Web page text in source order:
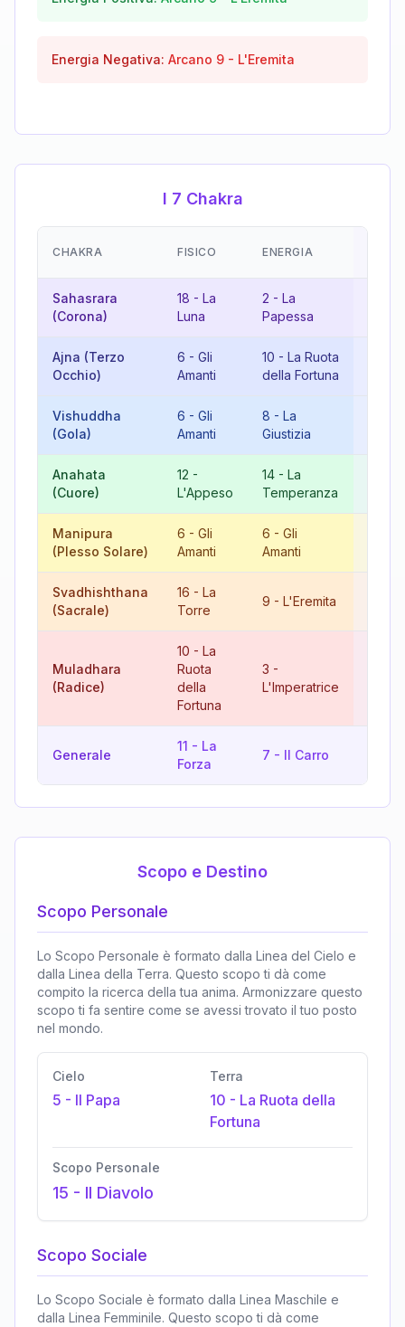
Energia Negativa: Arcano 9 - L'Eremita
I 7 Chakra
CHAKRA FISICO ENERGIA
Sahasrara
(Corona)
18 - La
Luna
2 - La
Papessa
Ajna (Terzo
Occhio)
6 - Gli
Amanti
10 - La Ruota
della Fortuna
Vishuddha
(Gola)
6 - Gli
Amanti
8 - La
Giustizia
Anahata
(Cuore)
12 -
L'Appeso
14 - La
Temperanza
Manipura
(Plesso Solare)
6 - Gli
Amanti
6 - Gli
Amanti
Svadhishthana
(Sacrale)
16 - La
Torre
9 - L'Eremita
Muladhara
(Radice)
10 - La
Ruota
della
Fortuna
3 -
L'Imperatrice
Generale
11 - La
Forza
7 - Il Carro
Scopo e Destino
Scopo Personale
Lo Scopo Personale è formato dalla Linea del Cielo e
dalla Linea della Terra. Questo scopo ti dà come
compito la ricerca della tua anima. Armonizzare questo
scopo ti fa sentire come se avessi trovato il tuo posto
nel mondo.
Cielo
5 - Il Papa
Terra
10 - La Ruota della
Fortuna
Scopo Personale
15 - Il Diavolo
Scopo Sociale
Lo Scopo Sociale è formato dalla Linea Maschile e
dalla Linea Femminile. Questo scopo ti dà come